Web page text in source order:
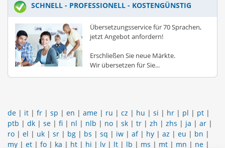
SCHNELL - PROFESSIONELL - KOSTENGÜNSTIG
Übersetzungsservice für 70 Sprachen,
jetzt Angebot anfordern!
Erschließen Sie neue Märkte.
Wir übersetzen für Sie...
de | it | fr | sp | en | ame | ru | cz | hu | si | hr | pl | pt |
ptb | dk | se | fi | nl | nlb | no | sk | tr | zh | zhs | ja | ar |
ro | el | uk | sr | bg | bs | sq | iw | af| hy | az | eu | bn |
my | et | fo | ka | ht | hi | lv | lt | lb | ms | mt | mn | ne |